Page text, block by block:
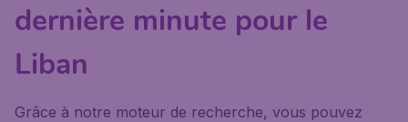
dernière minute pour le
Liban
Grâce à notre moteur de recherche, vous pouvez